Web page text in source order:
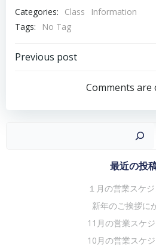
Categories: Class
Information
Tags:
No Tag
投
ビ
Previous post
ナ
ビ
ゲ
シ
ョ
ン
Comments are
最近の投
１月の営業スケ
新年のご挨拶に
11月の営業スケ
10月の営業スケ